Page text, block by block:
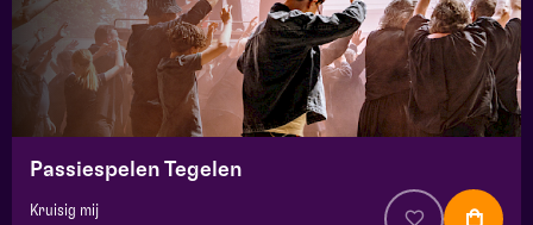
Passiespelen Tegelen
Kruisig mij